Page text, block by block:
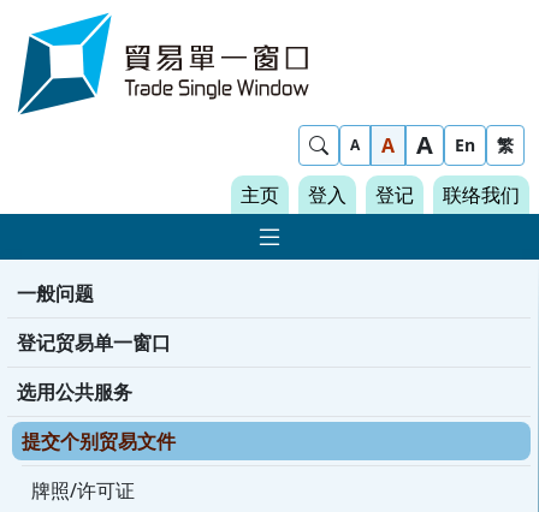
Skip to content
Show Search
A A A En 繁
主页 登入 登记 联络我们
显示 主导航菜单
一般问题
登记贸易单一窗口
选用公共服务
提交个别贸易文件
牌照/许可证